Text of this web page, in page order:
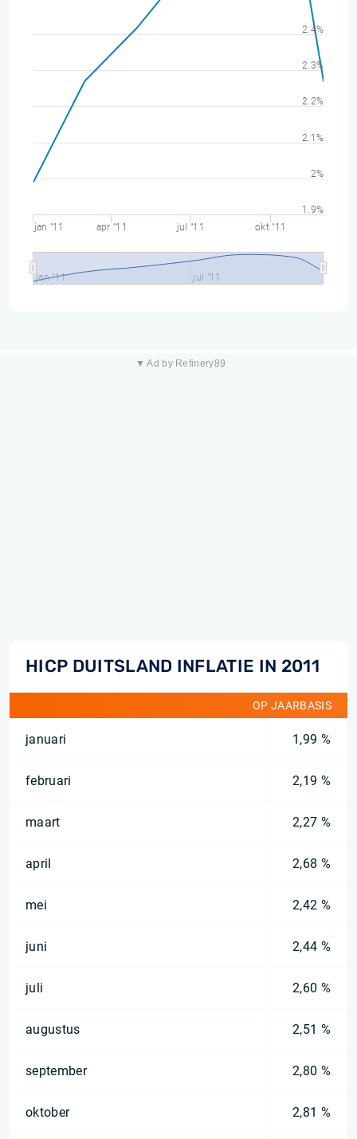
jan "11 apr "11 jul "11 okt "11
jan "11 jul "11
1.9%
2%
2.1%
2.2%
2.3%
2.4%
▼ Ad by Refinery89
HICP DUITSLAND INFLATIE IN 2011
OP JAARBASIS
januari 1,99 %
februari 2,19 %
maart 2,27 %
april 2,68 %
mei 2,42 %
juni 2,44 %
juli 2,60 %
augustus 2,51 %
september 2,80 %
oktober 2,81 %